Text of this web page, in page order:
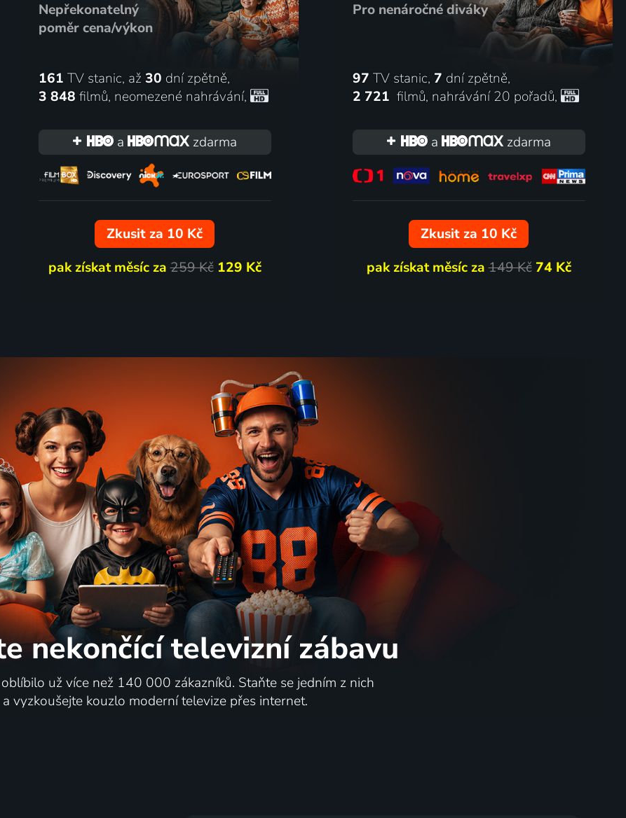
Nepřekonatelný
poměr cena/výkon
161 TV stanic, až 30 dní zpětně,
3 848 filmů, neomezené nahrávání,
a zdarma
Zkusit za 10 Kč
pak získat měsíc za259 Kč 129 Kč
Pro nenáročné diváky
97 TV stanic, 7 dní zpětně,
2 721 filmů, nahrávání 20 pořadů,
a zdarma
Zkusit za 10 Kč
pak získat měsíc za149 Kč 74 Kč
nekončící televizní zábavu
oblíbilo už více než 140 000 zákazníků. Staňte se jedním z nich
a vyzkoušejte kouzlo moderní televize přes internet.